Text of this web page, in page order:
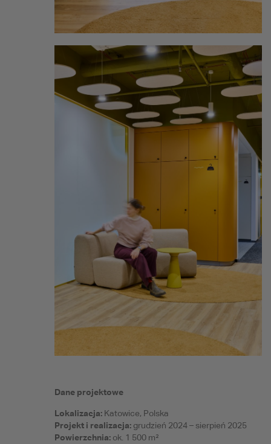
Dane projektowe
Lokalizacja:Katowice, Polska
Projekt i realizacja:grudzień 2024 – sierpień 2025
Powierzchnia:ok. 1 500 m²